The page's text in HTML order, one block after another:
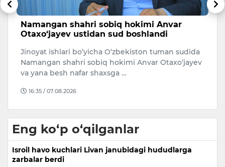
Namangan shahri sobiq hokimi Anvar
Otaxo‘jayev ustidan sud boshlandi
Jinoyat ishlari bo‘yicha O‘zbekiston tuman sudida
Namangan shahri sobiq hokimi Anvar Otaxo‘jayev
va yana besh nafar shaxsga …
16:35 / 07.08.2026
Eng ko‘p o‘qilganlar
Isroil havo kuchlari Livan janubidagi hududlarga
zarbalar berdi